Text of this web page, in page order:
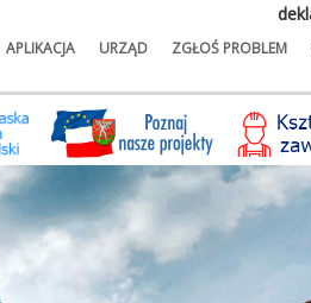
APLIKACJA URZĄD ZGŁOŚ PROBLEM